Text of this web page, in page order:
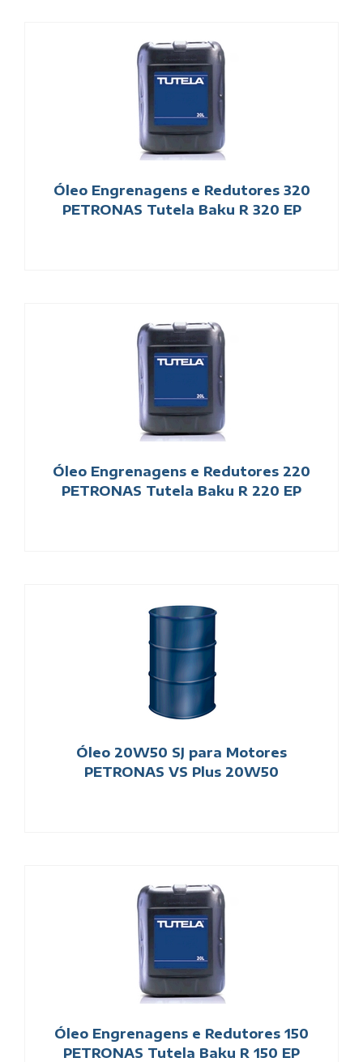
Óleo Engrenagens e Redutores 320
PETRONAS Tutela Baku R 320 EP
Óleo Engrenagens e Redutores 220
PETRONAS Tutela Baku R 220 EP
Óleo 20W50 SJ para Motores
PETRONAS VS Plus 20W50
Óleo Engrenagens e Redutores 150
PETRONAS Tutela Baku R 150 EP